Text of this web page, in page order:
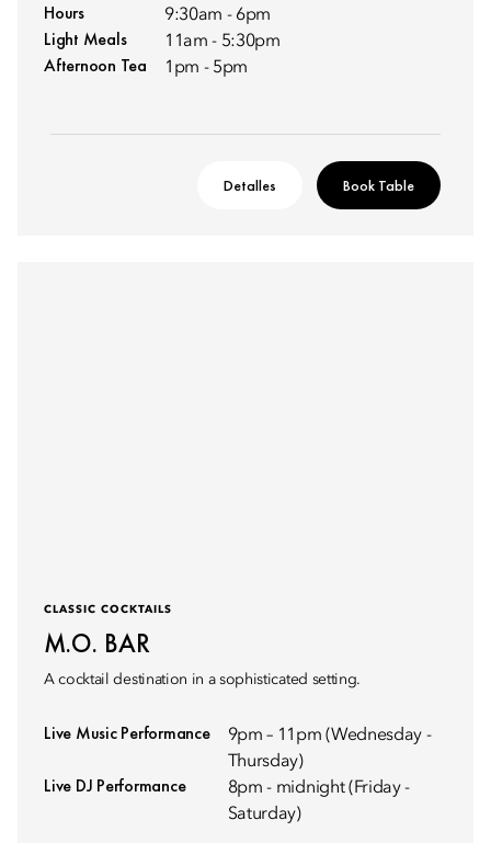
Hours 9:30am - 6pm
Light Meals 11am - 5:30pm
Afternoon Tea 1pm - 5pm
Detalles Book Table
CLASSIC COCKTAILS
M.O. BAR
A cocktail destination in a sophisticated setting.
Live Music Performance
9pm – 11pm (Wednesday -
Thursday)
Live DJ Performance
8pm - midnight (Friday -
Saturday)